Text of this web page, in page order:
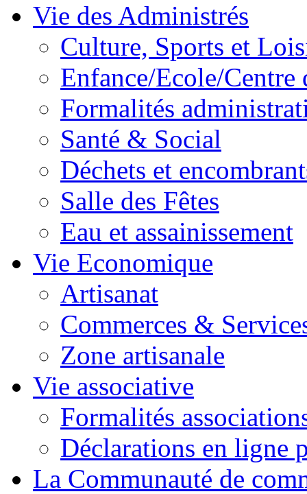
Vie des Administrés
Culture, Sports et
Enfance/Ecole/Centre
Formalités
Santé & Social
Déchets et
Salle des Fêtes
Eau et assainissement
Vie Economique
Artisanat
Commerces &
Zone artisanale
Vie associative
Formalités
Déclarations en ligne
La Communauté de